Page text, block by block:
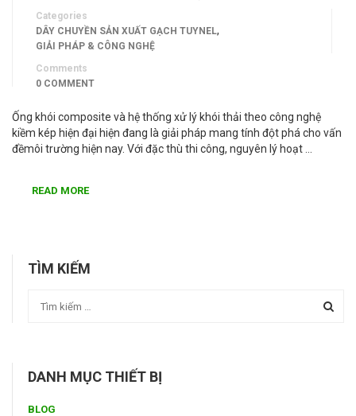
Categories
DÂY CHUYỀN SẢN XUẤT GẠCH TUYNEL,
GIẢI PHÁP & CÔNG NGHỆ
Comments
0 COMMENT
Ống khói composite và hệ thống xử lý khói thải theo công nghệ
kiềm kép hiện đại hiện đang là giải pháp mang tính đột phá cho vấn
đềmôi trường hiện nay. Với đặc thù thi công, nguyên lý hoạt …
READ MORE
TÌM KIẾM
DANH MỤC THIẾT BỊ
BLOG